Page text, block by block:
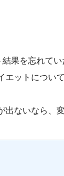
果を忘れてい
エットについ
出ないなら、